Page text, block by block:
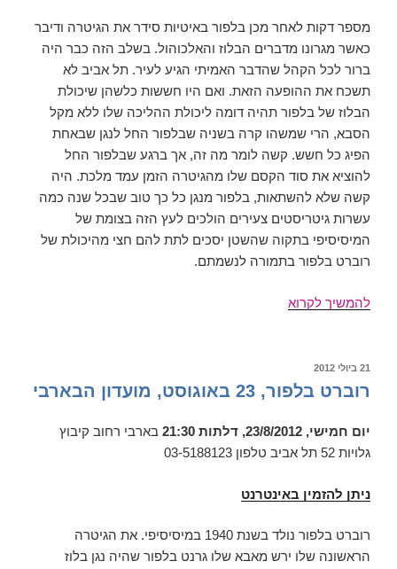
מספר דקות לאחר מכן בלפור באיטיות סידר את הגיטרה ודיבר
כאשר מגרונו מדברים הבלוז והאלכוהול. בשלב הזה כבר היה
ברור לכל הקהל שהדבר האמיתי הגיע לעיר. תל אביב לא
תשכח את ההופעה הזאת. ואם היו חששות כלשהן שיכולת
הבלוז של בלפור תהיה דומה ליכולת ההליכה שלו ללא מקל
הסבא, הרי שמשהו קרה בשניה שבלפור החל לנגן שבאחת
הפיג כל חשש. קשה לומר מה זה, אך ברגע שבלפור החל
להוציא את סוד הקסם שלו מהגיטרה הזמן עמד מלכת. היה
קשה שלא להשתאות, בלפור מנגן כל כך טוב שבכל שנה כמה
עשרות גיטריסטים צעירים הולכים לעץ הזה בצומת של
המיסיסיפי בתקוה שהשטן יסכים לתת להם חצי מהיכולת של
רוברט בלפור בתמורה לנשמתם.
להמשיך לקרוא
פורסם
21 ביולי 2012
רוברט בלפור, 23 באוגוסט, מועדון הבארבי
יום חמישי, 23/8/2012, דלתות 21:30
בארבי רחוב קיבוץ
גלויות 52 תל אביב טלפון 03-5188123
ניתן להזמין באינטרנט
רוברט בלפור נולד בשנת 1940 במיסיסיפי. את הגיטרה
הראשונה שלו ירש מאבא שלו גרנט בלפור שהיה נגן בלוז